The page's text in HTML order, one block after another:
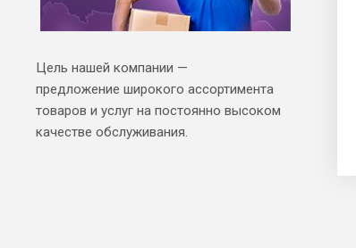
Цель нашей компании —
предложение широкого ассортимента
товаров и услуг на постоянно высоком
качестве обслуживания.